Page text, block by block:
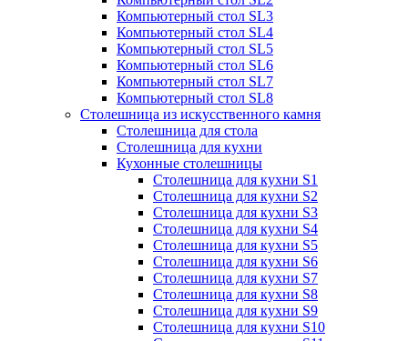
Компьютерный стол SL3
Компьютерный стол SL4
Компьютерный стол SL5
Компьютерный стол SL6
Компьютерный стол SL7
Компьютерный стол SL8
Столешница из искусственного камня
Столешница для стола
Столешница для кухни
Кухонные столешницы
Столешница для кухни S1
Столешница для кухни S2
Столешница для кухни S3
Столешница для кухни S4
Столешница для кухни S5
Столешница для кухни S6
Столешница для кухни S7
Столешница для кухни S8
Столешница для кухни S9
Столешница для кухни S10